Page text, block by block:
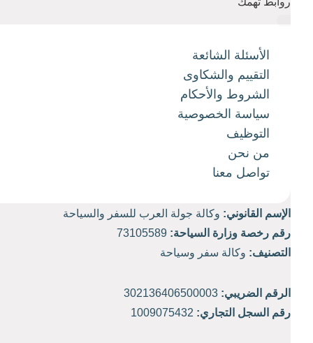
الأسئلة الشائعة
التقييم والشكاوى
الشروط والأحكام
سياسة الخصوصية
التوظيف
من نحن
تواصل معنا
الإسم القانوني: وكالة جولة العرب للسفر والسياحة
رقم رخصة وزارة السياحة:
التصنيف: وكالة سفر وسياحة
الرقم الضريبي:
رقم السجل التجاري: